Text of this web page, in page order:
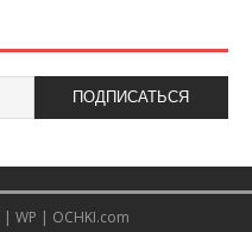
ПОДПИСАТЬСЯ
| WP | OCHKI.com